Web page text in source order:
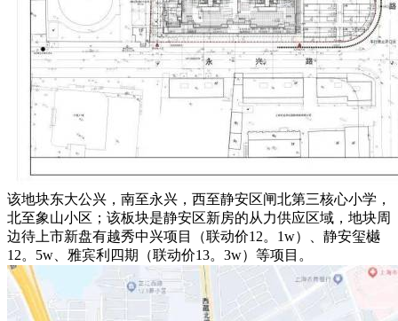
该地块东大公兴，南至永兴，西至静安区闸北第三核心小学，
北至象山小区；该板块是静安区新房的从力供应区域，地块周
边待上市新盘有越秀中兴项目（联动价12。1w）、静安玺樾
12。5w、雅宾利四期（联动价13。3w）等项目。